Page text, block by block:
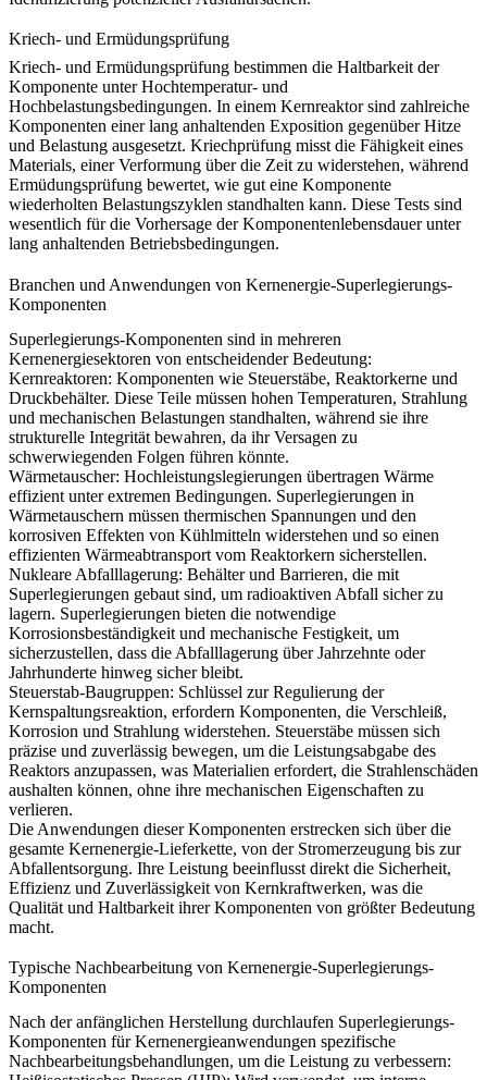
Kriech- und Ermüdungsprüfung
Kriech- und Ermüdungsprüfung bestimmen die Haltbarkeit der
Komponente unter Hochtemperatur- und
Hochbelastungsbedingungen. In einem Kernreaktor sind zahlreiche
Komponenten einer lang anhaltenden Exposition gegenüber Hitze
und Belastung ausgesetzt. Kriechprüfung misst die Fähigkeit eines
Materials, einer Verformung über die Zeit zu widerstehen, während
Ermüdungsprüfung bewertet, wie gut eine Komponente
wiederholten Belastungszyklen standhalten kann. Diese Tests sind
wesentlich für die Vorhersage der Komponentenlebensdauerunter
lang anhaltenden Betriebsbedingungen.
Branchen und Anwendungen von Kernenergie-Superlegierungs-
Komponenten
Superlegierungs-Komponenten sind in mehreren
Kernenergiesektoren von entscheidender Bedeutung:
Kernreaktoren: Komponenten wie Steuerstäbe, Reaktorkerne und
Druckbehälter. Diese Teile müssen hohen Temperaturen, Strahlung
und mechanischen Belastungen standhalten, während sie ihre
strukturelle Integrität bewahren, da ihr Versagen zu
schwerwiegenden Folgen führen könnte.
Wärmetauscher: Hochleistungslegierungen übertragen Wärme
effizient unter extremen Bedingungen. Superlegierungen in
Wärmetauschern müssen thermischen Spannungen und den
korrosiven Effekten von Kühlmitteln widerstehen und so einen
effizienten Wärmeabtransport vom Reaktorkern sicherstellen.
Nukleare Abfalllagerung: Behälter und Barrieren, die mit
Superlegierungen gebaut sind, um radioaktiven Abfall sicher zu
lagern. Superlegierungen bieten die notwendige
Korrosionsbeständigkeit und mechanische Festigkeit, um
sicherzustellen, dass die Abfalllagerung über Jahrzehnte oder
Jahrhunderte hinweg sicher bleibt.
Steuerstab-Baugruppen: Schlüssel zur Regulierung der
Kernspaltungsreaktion, erfordern Komponenten, die Verschleiß,
Korrosion und Strahlung widerstehen. Steuerstäbe müssen sich
präzise und zuverlässig bewegen, um die Leistungsabgabe des
Reaktors anzupassen, was Materialien erfordert, die Strahlenschäden
aushalten können, ohne ihre mechanischen Eigenschaften zu
verlieren.
Die Anwendungen dieser Komponenten erstrecken sich über die
gesamte Kernenergie-Lieferkette, von der Stromerzeugung bis zur
Abfallentsorgung. Ihre Leistung beeinflusst direkt die Sicherheit,
Effizienz und Zuverlässigkeit von Kernkraftwerken, was die
Qualität und Haltbarkeit ihrer Komponenten von größter Bedeutung
macht.
Typische Nachbearbeitung von Kernenergie-Superlegierungs-
Komponenten
Nach der anfänglichen Herstellung durchlaufen Superlegierungs-
Komponenten für Kernenergieanwendungen spezifische
Nachbearbeitungsbehandlungen, um die Leistung zu verbessern: